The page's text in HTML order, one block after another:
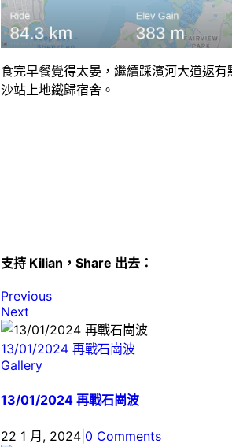
食完早餐覺得太晏，繼續踩濱河大道返
沙站上地鐵歸宿舍。
支持 Kilian，Share 出去：
Previous
Next
13/01/2024 再戰石崗波
Gallery
13/01/2024 再戰石崗波
22 1 月, 2024 0 Comments